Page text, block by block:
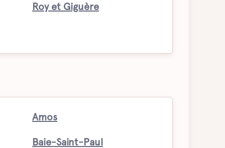
Roy et Giguère
Amos
Baie-Saint-Paul